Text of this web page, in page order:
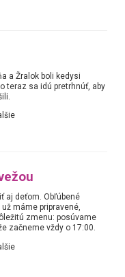
a Žralok boli kedysi
teraz sa idú pretrhnúť, aby
aj deťom. Obľúbené
máme pripravené,
zmenu: posúvame
začneme vždy o 17:00.